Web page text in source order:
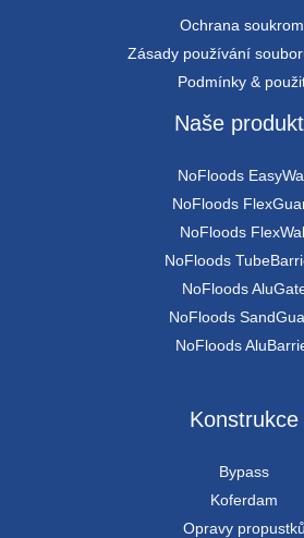
Ochrana
Zásady používání
Podmínky &
Naše
NoFloods
NoFloods
NoFloods
NoFloods
NoFloods
NoFloods
NoFloods
Konstrukce
Bypass
Koferdam
Opravy propustků